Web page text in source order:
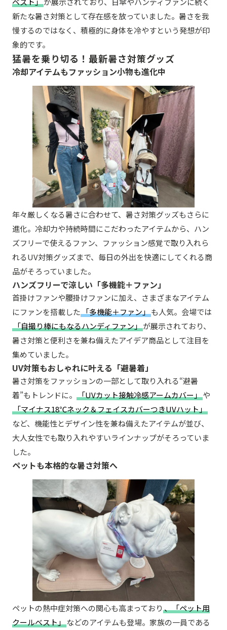
新たな暑さ対策として存在感を放っていました。暑さを我
慢するのではなく、積極的に身体を冷やすという発想が印
象的です。
猛暑を乗り切る！最新暑さ対策グッズ
冷却アイテムもファッション小物も進化中
年々厳しくなる暑さに合わせて、暑さ対策グッズもさらに
進化。冷却力や持続時間にこだわったアイテムから、ハン
ズフリーで使えるファン、ファッション感覚で取り入れら
れるUV対策グッズまで、毎日の外出を快適にしてくれる商
品がそろっていました。
ハンズフリーで涼しい「多機能＋ファン」
首掛けファンや腰掛けファンに加え、さまざまなアイテム
にファンを搭載した「多機能＋ファン」も人気。会場では
「自撮り棒にもなるハンディファン」が展示されており、
暑さ対策と便利さを兼ね備えたアイデア商品として注目を
集めていました。
UV対策もおしゃれに叶える「避暑着」
暑さ対策をファッションの一部として取り入れる“避暑
着”もトレンドに。 「UVカット接触冷感アームカバー」や
「マイナス18℃ネック＆フェイスカバーつきUVハット」
など、機能性とデザイン性を兼ね備えたアイテムが並び、
大人女性でも取り入れやすいラインナップがそろっていま
した。
ペットも本格的な暑さ対策へ
ペットの熱中症対策への関心も高まっており 、「ペット用
クールベスト」などのアイテムも登場。家族の一員である